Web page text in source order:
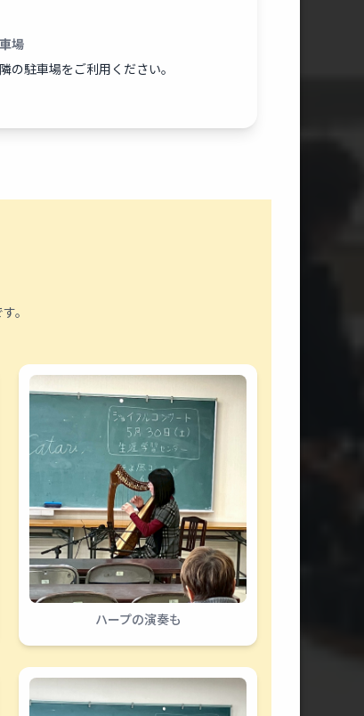
場
の駐車場をご利用ください。
。
ハープの演奏も